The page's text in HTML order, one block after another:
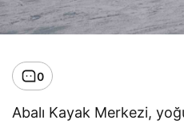
0
Abalı Kayak Merkezi,